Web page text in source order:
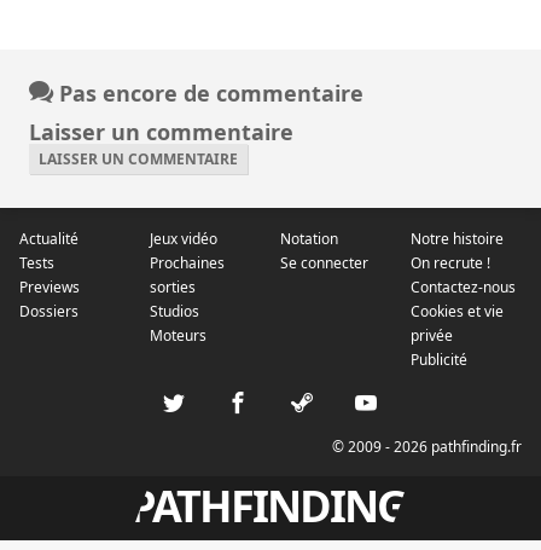
Pas encore de commentaire
Laisser un commentaire
LAISSER UN COMMENTAIRE
Actualité
Tests
Previews
Dossiers
Jeux vidéo
Prochaines
sorties
Studios
Moteurs
Notation
Se connecter
Notre histoire
On recrute !
Contactez-nous
Cookies et vie
privée
Publicité
© 2009 - 2026 pathfinding.fr
PATHFINDING